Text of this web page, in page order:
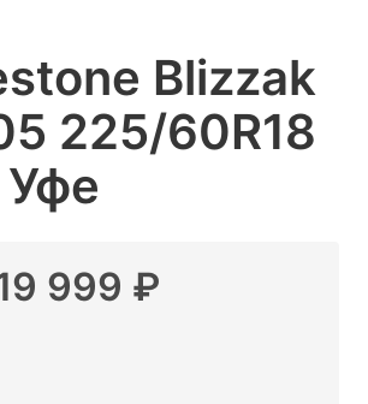
Blizzak
225/60R18
999 ₽